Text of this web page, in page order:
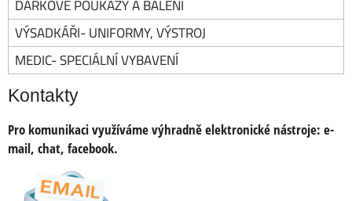
DÁRKOVÉ POUKAZY A BALENÍ
VÝSADKÁŘI- UNIFORMY, VÝSTROJ
MEDIC- SPECIÁLNÍ VYBAVENÍ
Kontakty
Pro komunikaci využíváme výhradně elektronické nástroje: e-
mail, chat, facebook.